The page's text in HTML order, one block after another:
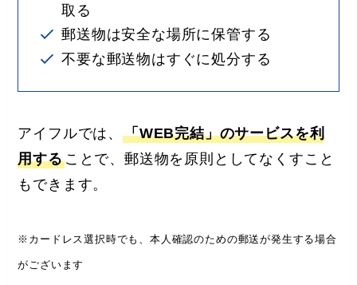
取る
郵送物は安全な場所に保管する
不要な郵送物はすぐに処分する
アイフルでは、「WEB完結」のサービスを利
用することで、郵送物を原則としてなくすこと
もできます。
※カードレス選択時でも、本人確認のための郵送が発生する場合
がございます